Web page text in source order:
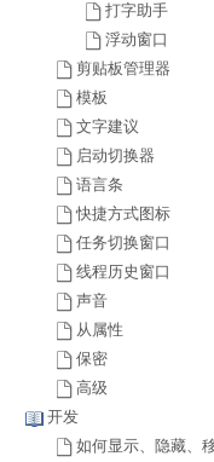
打字助手
浮动窗口
剪贴板管理器
模板
文字建议
启动切换器
语言条
快捷方式图标
任务切换窗口
线程历史窗口
声音
从属性
保密
高级
开发
如何显示、隐藏、